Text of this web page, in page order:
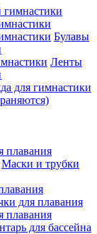
Булавы
Ленты
для гимнастики
плавания
Маски и трубки
для плавания
плавания
для бассейна